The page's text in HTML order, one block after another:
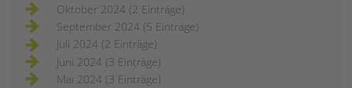
Oktober 2024 (2 Einträge)
September 2024 (5 Einträge)
Juli 2024 (2 Einträge)
Juni 2024 (3 Einträge)
Mai 2024 (3 Einträge)